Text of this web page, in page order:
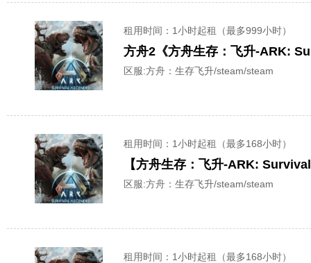
租用时间 ：1小时起租（最多999小时）
方舟2《方舟生存：飞升-ARK:
区服:方舟：生存飞升/steam/steam
租用时间 ：1小时起租（最多168小时）
【方舟生存：飞升-ARK:
区服:方舟：生存飞升/steam/steam
租用时间 ：1小时起租（最多168小时）